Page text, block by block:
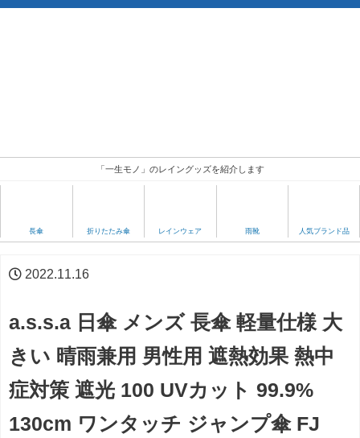
「一生モノ」のレイングッズを紹介します
長傘 折りたたみ傘 レインウェア 雨靴 人気ブランド品
2022.11.16
a.s.s.a 日傘 メンズ 長傘 軽量仕様 大
きい 晴雨兼用 男性用 遮熱効果 熱中
症対策 遮光 100 UVカット 99.9%
130cm ワンタッチ ジャンプ傘 FJ